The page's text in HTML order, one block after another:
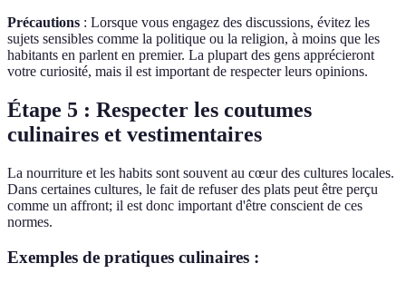
Précautions : Lorsque vous engagez des discussions, évitez les
sujets sensibles comme la politique ou la religion, à moins que les
habitants en parlent en premier. La plupart des gens apprécieront
votre curiosité, mais il est important de respecter leurs opinions.
Étape 5 : Respecter les coutumes
culinaires et vestimentaires
La nourriture et les habits sont souvent au cœur des cultures locales.
Dans certaines cultures, le fait de refuser des plats peut être perçu
comme un affront; il est donc important d'être conscient de ces
normes.
Exemples de pratiques culinaires :